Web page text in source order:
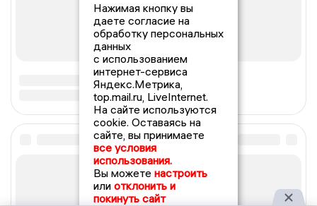
Нажимая кнопку вы
даете согласие на
обработку персональных
данных
с использованием
интернет-сервиса
Яндекс.Метрика,
top.mail.ru, LiveInternet.
На сайте используются
cookie. Оставаясь на
сайте, вы принимаете
все условия
использования.
Вы можете настроить
или отклонить и
покинуть сайт